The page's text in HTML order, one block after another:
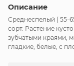
Описание
Среднеспелый ( 55-
сорт. Растение
зубчатыми краями,
гладкие, белые, с